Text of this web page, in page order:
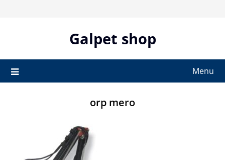
Galpet shop
Menu
orp mero